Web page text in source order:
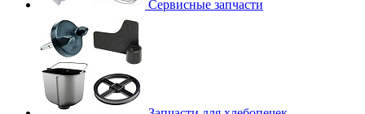
Сервисные запчасти